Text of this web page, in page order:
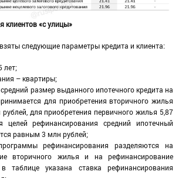
клиентов «с улицы»
следующие параметры кредита и клиента:
лет;
– квартиры;
размер выданного ипотечного кредита на
для приобретения вторичного жилья
для приобретения первичного жилья 5,87
целей рефинансирования средний ипотечный
равным 3 млн рублей;
рефинансирования разделяются на
вторичного жилья и на рефинансирование
таблице указана ставка рефинансирования